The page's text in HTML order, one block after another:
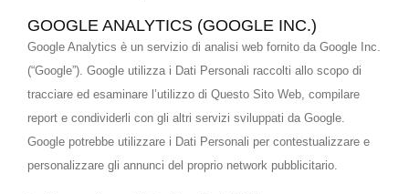
GOOGLE ANALYTICS (GOOGLE INC.)
Google Analytics è un servizio di analisi web fornito da Google Inc.
(“Google”). Google utilizza i Dati Personali raccolti allo scopo di
tracciare ed esaminare l’utilizzo di Questo Sito Web, compilare
report e condividerli con gli altri servizi sviluppati da Google.
Google potrebbe utilizzare i Dati Personali per contestualizzare e
personalizzare gli annunci del proprio network pubblicitario.